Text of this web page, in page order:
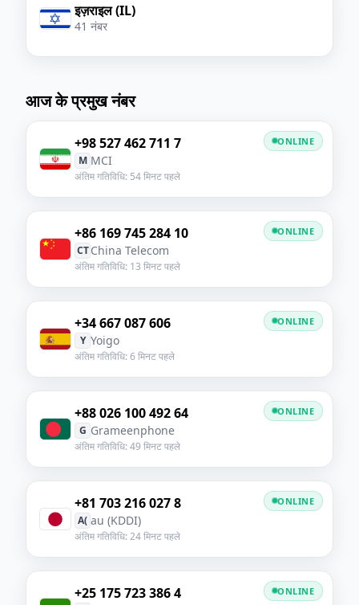
इज़राइल (IL)
41 नंबर
आज के प्रमुख नंबर
+98 527 462 711 7
M MCI
अंतिम गतिविधि: 54 मिनट पहले
ONLINE
+86 169 745 284 10
CT China Telecom
अंतिम गतिविधि: 13 मिनट पहले
ONLINE
+34 667 087 606
Y Yoigo
अंतिम गतिविधि: 6 मिनट पहले
ONLINE
+88 026 100 492 64
G Grameenphone
अंतिम गतिविधि: 49 मिनट पहले
ONLINE
+81 703 216 027 8
A( au (KDDI)
अंतिम गतिविधि: 24 मिनट पहले
ONLINE
+25 175 723 386 4 ONLINE